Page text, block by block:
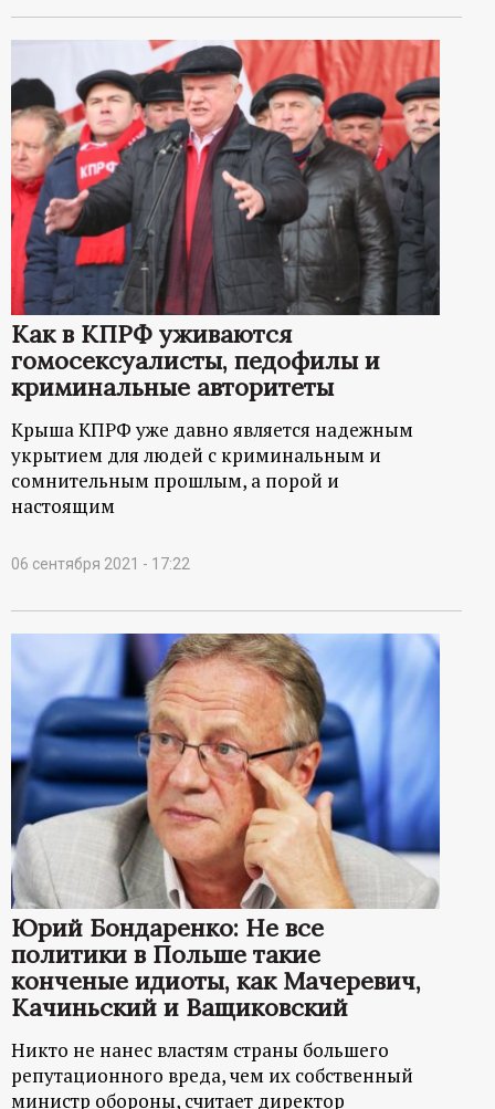
Как в КПРФ уживаются
гомосексуалисты, педофилы и
криминальные авторитеты
Крыша КПРФ уже давно является надежным
укрытием для людей с криминальным и
сомнительным прошлым, а порой и
настоящим
06 сентября 2021 - 17:22
Юрий Бондаренко: Не все
политики в Польше такие
конченые идиоты, как Мачеревич,
Качиньский и Ващиковский
Никто не нанес властям страны большего
репутационного вреда, чем их собственный
министр обороны, считает директор